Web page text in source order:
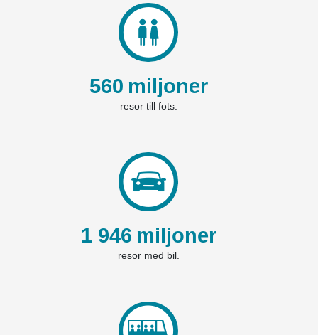
560 miljoner
resor till fots.
1 946 miljoner
resor med bil.